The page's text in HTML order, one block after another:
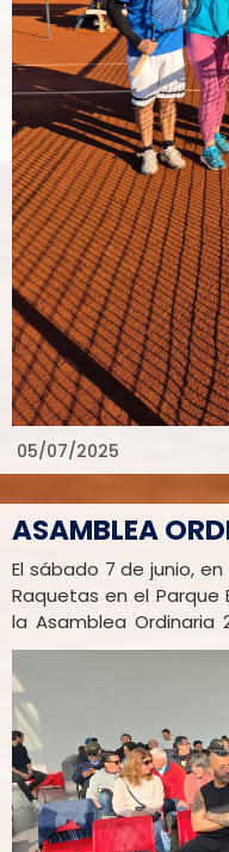
05/07/2025
ASAMBLEA
El sábado 7 de junio,
Raquetas en el Parque
la Asamblea Ordinaria
Tenis Estadio
importante cantidad
informó respecto al
también la marcha
de la Corporación.
Al final de la
coctel durante el cual
jokey representativos del